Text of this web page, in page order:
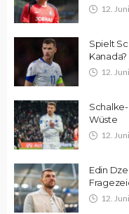
12.
Spielt
12.
Wüste
12.
Edin
12.